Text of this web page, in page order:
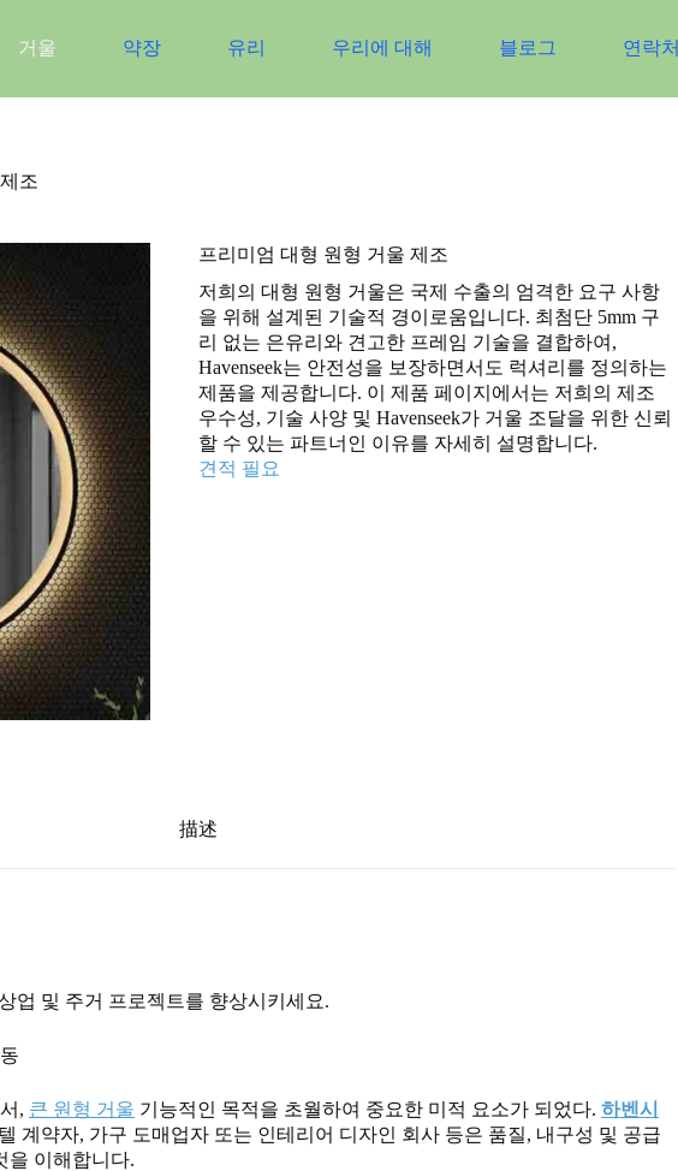
거울 약장 유리 우리에 대해 블로그 연락처
조
프리미엄 대형 원형 거울 제조
저희의 대형 원형 거울은 국제 수출의 엄격한 요구 사항
을 위해 설계된 기술적 경이로움입니다. 최첨단 5mm 구
리 없는 은유리와 견고한 프레임 기술을 결합하여,
Havenseek는 안전성을 보장하면서도 럭셔리를 정의하는
제품을 제공합니다. 이 제품 페이지에서는 저희의 제조
우수성, 기술 사양 및 Havenseek가 거울 조달을 위한 신뢰
할 수 있는 파트너인 이유를 자세히 설명합니다.
견적 필요
描述
업 및 주거 프로젝트를 향상시키세요.
, 큰 원형 거울 기능적인 목적을 초월하여 중요한 미적 요소가 되었다. 하벤시
계약자, 가구 도매업자 또는 인테리어 디자인 회사 등은 품질, 내구성 및 공급
을 이해합니다.